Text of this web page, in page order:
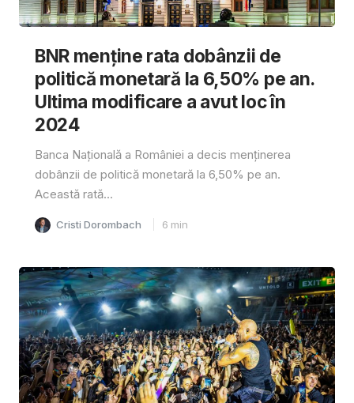
BNR menține rata dobânzii de
politică monetară la 6,50% pe an.
Ultima modificare a avut loc în
2024
Banca Națională a României a decis menținerea
dobânzii de politică monetară la 6,50% pe an.
Această rată...
Cristi Dorombach 6 min